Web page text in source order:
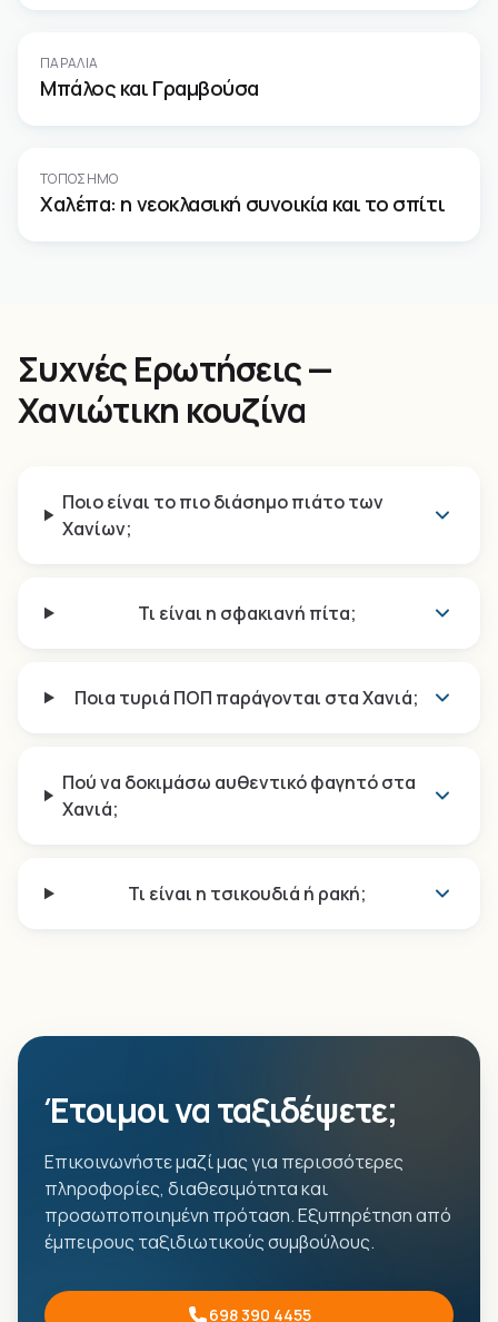
ΠΑΡΑΛΊΑ
Μπάλος και Γραμβούσα
ΤΟΠΌΣΗΜΟ
Χαλέπα: η νεοκλασική συνοικία και το σπίτι
Συχνές Ερωτήσεις —
Χανιώτικη κουζίνα
Ποιο είναι το πιο διάσημο πιάτο των
Χανίων;
Τι είναι η σφακιανή πίτα;
Ποια τυριά ΠΟΠ παράγονται στα Χανιά;
Πού να δοκιμάσω αυθεντικό φαγητό στα
Χανιά;
Τι είναι η τσικουδιά ή ρακή;
Έτοιμοι να ταξιδέψετε;
Επικοινωνήστε μαζί μας για περισσότερες
πληροφορίες, διαθεσιμότητα και
προσωποποιημένη πρόταση. Εξυπηρέτηση από
έμπειρους ταξιδιωτικούς συμβούλους.
698 390 4455